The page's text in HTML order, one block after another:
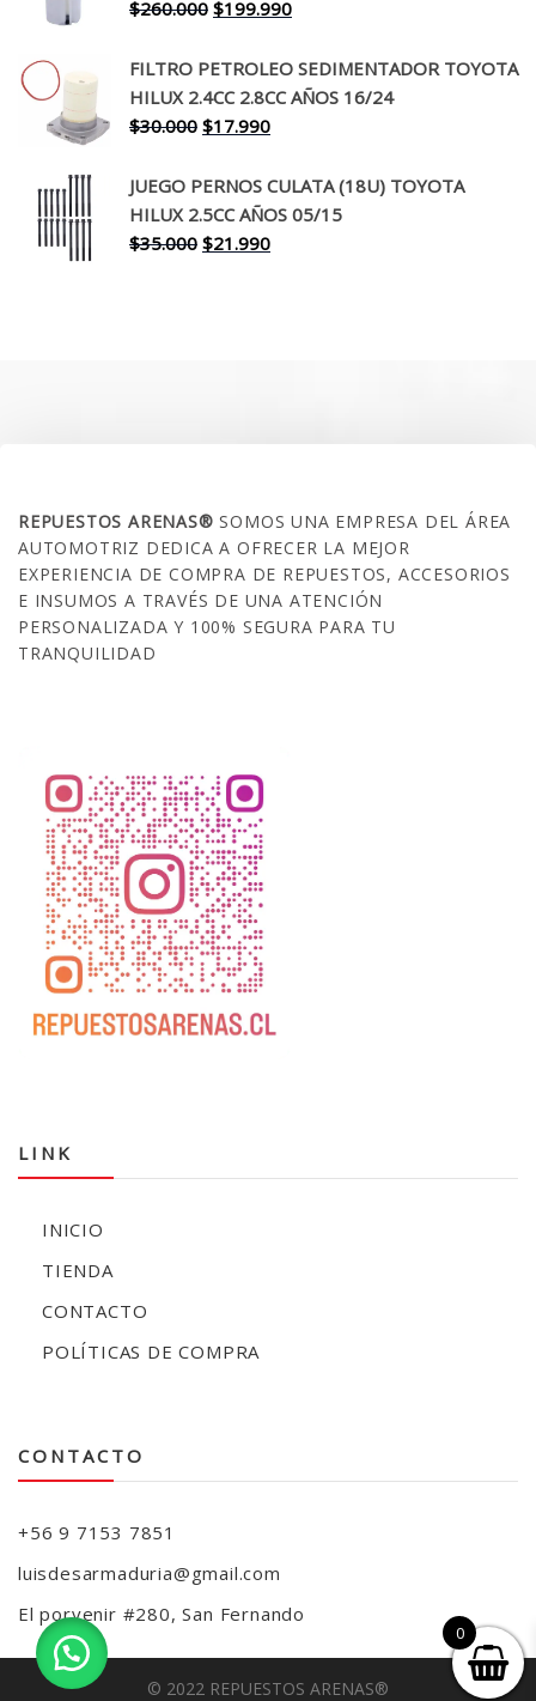
$650.000.$519.990.
$260.000 El
original
era:
$260.000.
$199.990El
actual
es:
FILTRO PETROLEO SEDIMENTADOR TOYOTA
HILUX 2.4CC 2.8CC AÑOS 16/24
$30.000 El
original
era:
$30.000.
$17.990El
actual
es:
$17.990.
JUEGO PERNOS CULATA (18U) TOYOTA
HILUX 2.5CC AÑOS 05/15
$35.000 El
$21.990El
REPUESTOS ARENAS®SOMOS UNA EMPRESA DEL ÁREA
AUTOMOTRIZ DEDICA A OFRECER LA MEJOR
EXPERIENCIA DE COMPRA DE REPUESTOS, ACCESORIOS
E INSUMOS A TRAVÉS DE UNA ATENCIÓN
PERSONALIZADA Y 100% SEGURA PARA TU
TRANQUILIDAD
LINK
INICIO
TIENDA
CONTACTO
POLÍTICAS DE COMPRA
CONTACTO
+56 9 7153 7851
luisdesarmaduria@gmail.com
El porvenir #280, San Fernando
© 2022 REPUESTOS ARENAS®
0